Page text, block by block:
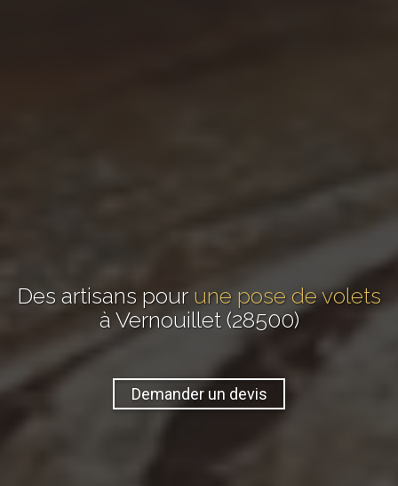
Des artisans pour une pose de volets
à Vernouillet (28500)
Demander un devis